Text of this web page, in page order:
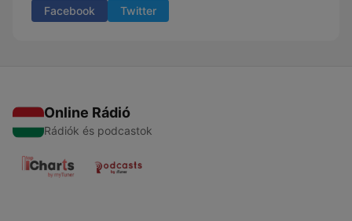
Facebook Twitter
Online Rádió
Rádiók és podcastok